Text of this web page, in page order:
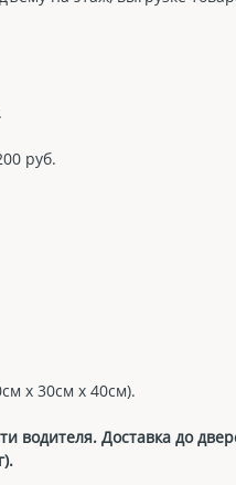
руб.
х 30см х 40см).
водителя. Доставка до